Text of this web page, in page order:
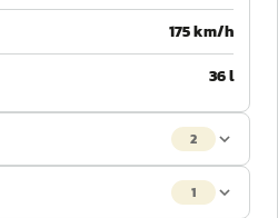
175 km/h
36 l
2
1